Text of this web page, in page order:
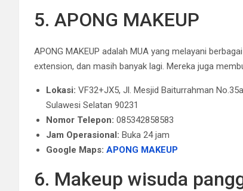
5. APONG MAKEUP
APONG MAKEUP adalah MUA yang melayani
extension, dan masih banyak lagi. Mereka juga
Lokasi: VF32+JX5, Jl. Mesjid Baiturrahman
Sulawesi Selatan 90231
Nomor Telepon: 085342858583
Jam Operasional: Buka 24 jam
Google Maps: APONG MAKEUP
6. Makeup wisuda